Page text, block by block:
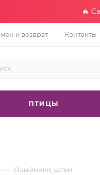
🔥
и возврат Контакты
ПТИЦЫ
— Ошейники, шлеи